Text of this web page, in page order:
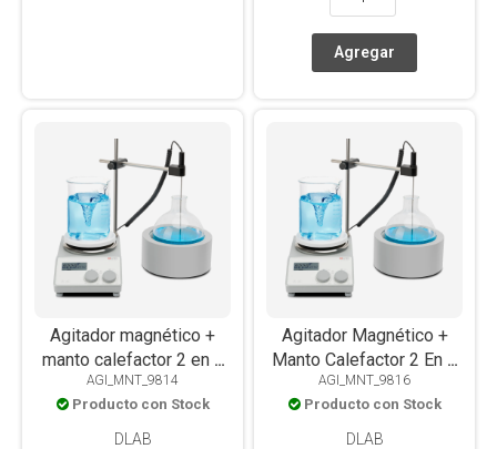
Agitador magnético +
manto calefactor 2 en 1
MS-H280-F100 digital,
LCD, con sensor, 280°C,
para balón 100ml
AGI_MNT_9814
Producto con Stock
DLAB
Agitador Magnético +
Manto Calefactor 2 En 1
Ms-H280-F250 Digital,
LCD, Con Sensor, 280°C,
Para Balón 250ml
AGI_MNT_9816
Producto con Stock
DLAB